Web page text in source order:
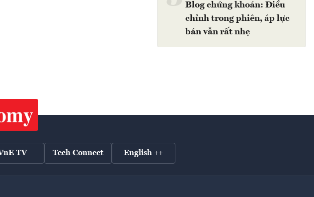
Blog chứng khoán: Điều
chỉnh trong phiên, áp lực
bán vẫn rất nhẹ
TV Tech Connect English ++